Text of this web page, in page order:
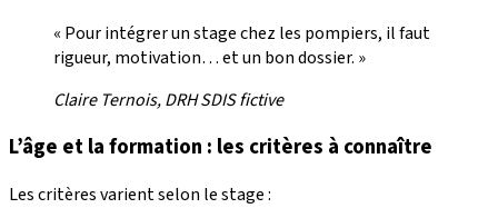
« Pour intégrer un stage chez les pompiers, il faut
rigueur, motivation… et un bon dossier. »
Claire Ternois, DRH SDIS fictive
L’âge et la formation : les critères à connaître
Les critères varient selon le stage :